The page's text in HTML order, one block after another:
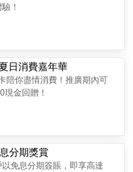
！
日消費嘉年華
陪你盡情消費！推廣期內可
現金回贈！
分期獎賞
免息分期簽賬，即享高達